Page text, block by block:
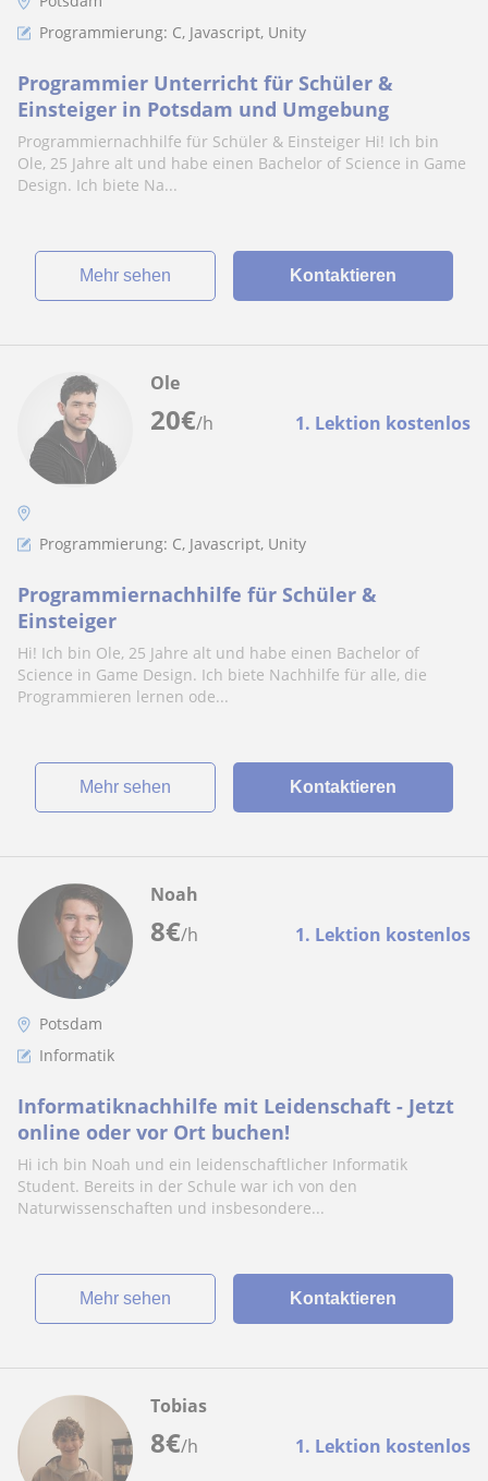
Programmierung: C, Javascript, Unity
Programmier Unterricht für Schüler &
Einsteiger in Potsdam und Umgebung
Programmiernachhilfe für Schüler & Einsteiger Hi! Ich bin
Ole, 25 Jahre alt und habe einen Bachelor of Science in Game
Design. Ich biete Na...
Mehr sehen Kontaktieren
20€/h 1. Lektion kostenlos
Ole
Programmierung: C, Javascript, Unity
Programmiernachhilfe für Schüler &
Einsteiger
Hi! Ich bin Ole, 25 Jahre alt und habe einen Bachelor of
Science in Game Design. Ich biete Nachhilfe für alle, die
Programmieren lernen ode...
Mehr sehen Kontaktieren
8€/h 1. Lektion kostenlos
Noah
Potsdam
Informatik
Informatiknachhilfe mit Leidenschaft - Jetzt
online oder vor Ort buchen!
Hi ich bin Noah und ein leidenschaftlicher Informatik
Student. Bereits in der Schule war ich von den
Naturwissenschaften und insbesondere...
Mehr sehen Kontaktieren
8€/h 1. Lektion kostenlos
Tobias